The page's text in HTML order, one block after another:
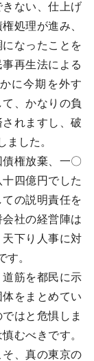
ない、仕上げ
処理が進み、
なったことを
再生法による
に今期を外す
、かなりの負
れますし、破
ました。
権放棄、一〇
四億円でした
の説明責任を
社の経営陣は
下り人事に対
す。
筋を都民に示
をまとめてい
はと危惧しま
むべきです。
、真の東京の